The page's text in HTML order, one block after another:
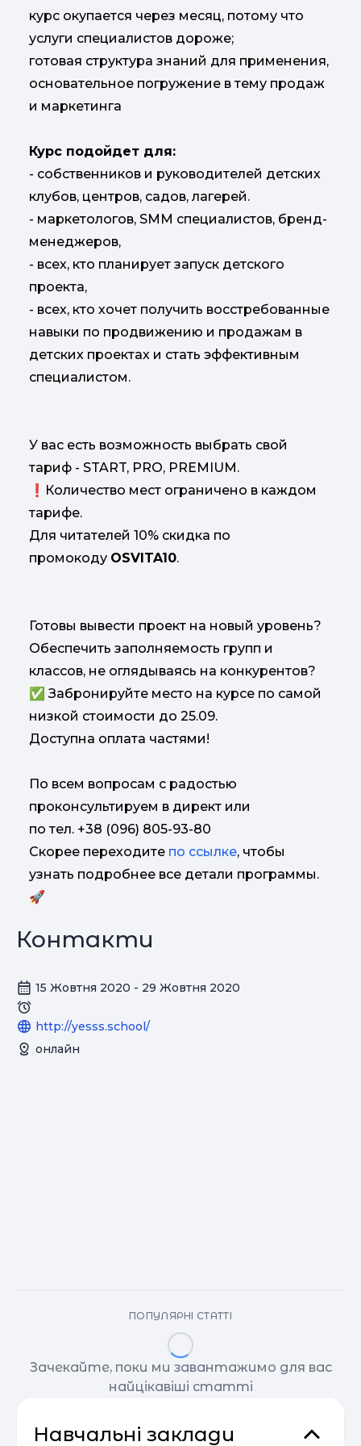
курс окупается через месяц, потому что
услуги специалистов дороже;
готовая структура знаний для применения,
основательное погружение в тему продаж
и маркетинга
Курс подойдет для:
- собственников и руководителей детских
клубов, центров, садов, лагерей.
- маркетологов, SMM специалистов, бренд-
менеджеров,
- всех, кто планирует запуск детского
проекта,
- всех, кто хочет получить восстребованные
навыки по продвижению и продажам в
детских проектах и стать эффективным
специалистом.
У вас есть возможность выбрать свой
тариф - START, PRO, PREMIUM.
❗️Количество мест ограничено в каждом
тарифе.
Для читателей 10% скидка по
промокоду OSVITA10.
Готовы вывести проект на новый уровень?
Обеспечить заполняемость групп и
классов, не оглядываясь на конкурентов?
✅ Забронируйте место на курсе по самой
низкой стоимости до 25.09.
Доступна оплата частями!
По всем вопросам с радостью
проконсультируем в директ или
по тел. +38 (096) 805-93-80
Скорее переходите по ссылке, чтобы
узнать подробнее все детали программы.
🚀
Контакти
15 Жовтня 2020 - 29 Жовтня 2020
http://yesss.school/
онлайн
ПОПУЛЯРНІ СТАТТІ
Зачекайте, поки ми завантажимо для вас
найцікавіші статті
Навчальні заклади